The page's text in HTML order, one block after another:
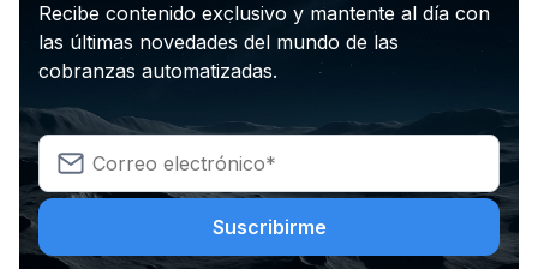
Recibe contenido exclusivo y mantente al día con
las últimas novedades del mundo de las
cobranzas automatizadas.